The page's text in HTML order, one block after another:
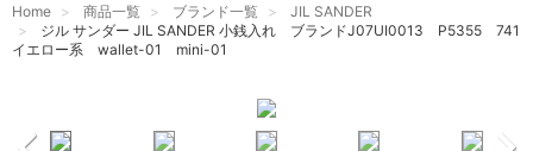
Home 商品一覧 ブランド一覧
JIL SANDER
ジル サンダー JIL SANDER 小銭入れ ブランドJ07UI0013 P5355 741
イエロー系 wallet-01 mini-01